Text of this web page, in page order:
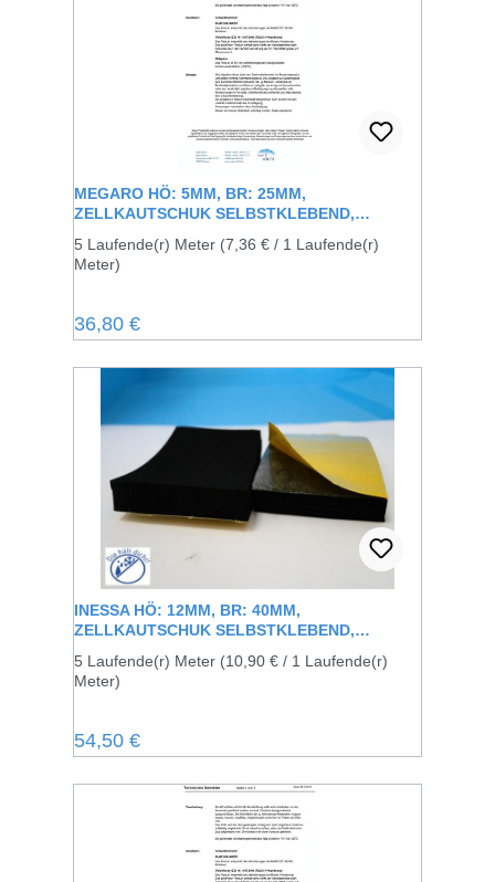
MEGARO HÖ: 5MM, BR: 25MM,
ZELLKAUTSCHUK SELBSTKLEBEND,
5 Laufende(r) Meter (7,36 € / 1 Laufende(r)
Meter)
Regulärer Preis:
36,80 €
INESSA HÖ: 12MM, BR: 40MM,
ZELLKAUTSCHUK SELBSTKLEBEND,
5 Laufende(r) Meter (10,90 € / 1 Laufende(r)
Meter)
Regulärer Preis:
54,50 €